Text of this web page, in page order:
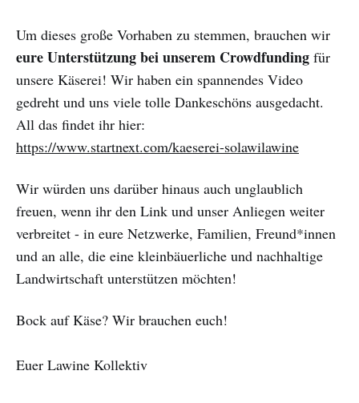
Um dieses große Vorhaben zu stemmen, brauchen wir
eure Unterstützung bei unserem Crowdfunding für
unsere Käserei! Wir haben ein spannendes Video
gedreht und uns viele tolle Dankeschöns ausgedacht.
All das findet ihr hier:
https://www.startnext.com/kaeserei-solawilawine
Wir würden uns darüber hinaus auch unglaublich
freuen, wenn ihr den Link und unser Anliegen weiter
verbreitet - in eure Netzwerke, Familien, Freund*innen
und an alle, die eine kleinbäuerliche und nachhaltige
Landwirtschaft unterstützen möchten!
Bock auf Käse? Wir brauchen euch!
Euer Lawine Kollektiv